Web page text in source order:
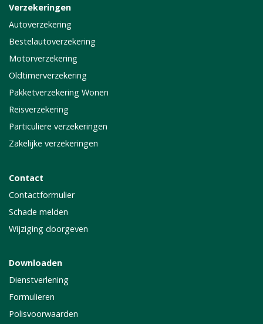
Verzekeringen
Autoverzekering
Bestelautoverzekering
Motorverzekering
Oldtimerverzekering
Pakketverzekering Wonen
Reisverzekering
Particuliere verzekeringen
Zakelijke verzekeringen
Contact
Contactformulier
Schade melden
Wijziging doorgeven
Downloaden
Dienstverlening
Formulieren
Polisvoorwaarden